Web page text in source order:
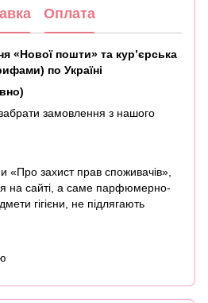
Оплата
«Нової пошти» та кур’єрська
по Україні
замовлення з нашого
«Про захист прав споживачів»,
на сайті, а саме парфюмерно-
гігієни, не підлягають